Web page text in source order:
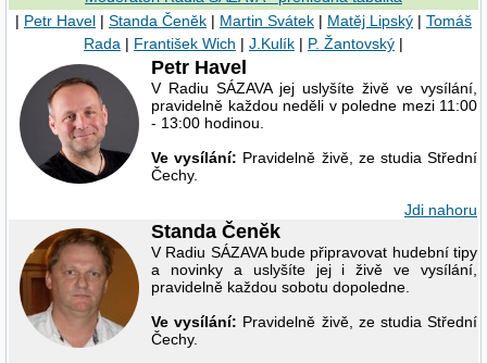
| Petr Havel | Standa Čeněk | Martin Svátek | Matěj Lipský | Tomáš
Rada | František Wich | J.Kulík | P. Žantovský |
Petr Havel
V Radiu SÁZAVA jej uslyšíte živě ve vysílání,
pravidelně každou neděli v poledne mezi 11:00
- 13:00 hodinou.
Ve vysílání: Pravidelně živě, ze studia Střední
Čechy.
Jdi nahoru
Standa Čeněk
V Radiu SÁZAVA bude připravovat hudební tipy
a novinky a uslyšíte jej i živě ve vysílání,
pravidelně každou sobotu dopoledne.
Ve vysílání: Pravidelně živě, ze studia Střední
Čechy.